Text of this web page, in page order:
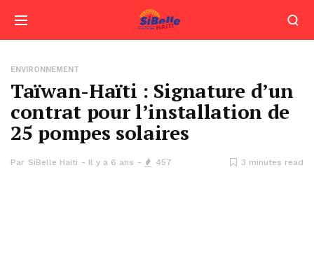
ENVIRONNEMENT
Taïwan-Haïti : Signature d’un
contrat pour l’installation de
25 pompes solaires
Par SiBelle Haiti Il y a 6 ans 457 3 minutes read